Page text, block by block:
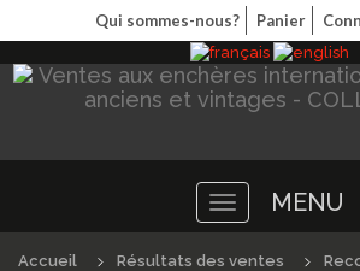
Qui sommes-nous? Panier
Toggle
navigation
MENU
Accueil Résultats des ventes